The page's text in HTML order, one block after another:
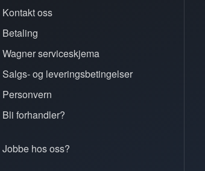
Kontakt oss
Betaling
Wagner serviceskjema
Salgs- og leveringsbetingelser
Personvern
Bli forhandler?
Jobbe hos oss?